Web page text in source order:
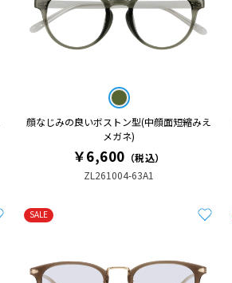
顔なじみの良いボストン型(中顔面短縮みえ
メガネ)
￥6,600 （税込）
ZL261004-63A1
SALE